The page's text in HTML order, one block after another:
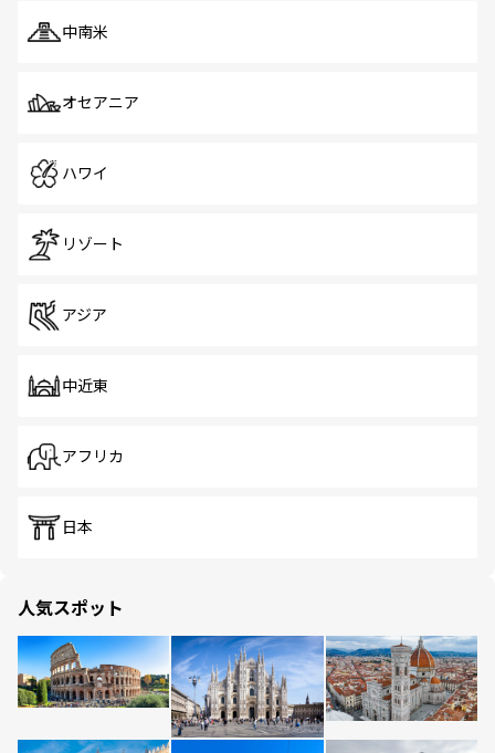
中南米
オセアニア
ハワイ
リゾート
アジア
中近東
アフリカ
日本
人気スポット